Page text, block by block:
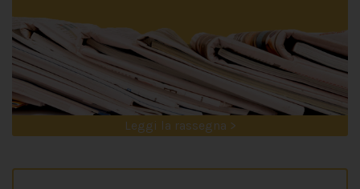
Leggi la rassegna >